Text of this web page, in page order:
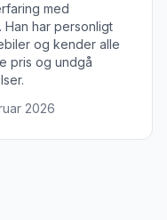
med
har personligt
og kender alle
pris og undgå
2026